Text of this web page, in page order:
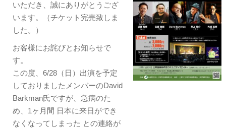
いただき、誠にありがとうござ
います。（チケット完売致しま
した。）
お客様にお詫びとお知らせで
す。
​この度、6/28（日）出演を予定
しておりましたメンバーのDavid
Barkman氏ですが、急病のた
め、1ヶ月間 日本に来日ができ
なくなってしまった との連絡が